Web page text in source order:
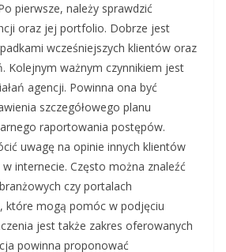
pierwsze, należy sprawdzić
oraz jej portfolio. Dobrze jest
wcześniejszych klientów oraz
Kolejnym ważnym czynnikiem jest
agencji. Powinna ona być
szczegółowego planu
raportowania postępów.
uwagę na opinie innych klientów
internecie. Często można znaleźć
czy portalach
które mogą pomóc w podjęciu
jest także zakres oferowanych
powinna proponować